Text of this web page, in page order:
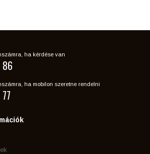
ha kérdése van
ha mobilon szeretne rendelni